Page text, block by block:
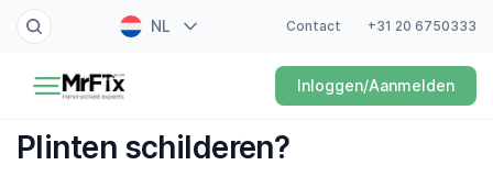
NL
FR
Contact +31 20 6750333
Inloggen/Aanmelden
Schilder
Elektricien
Plinten schilderen?